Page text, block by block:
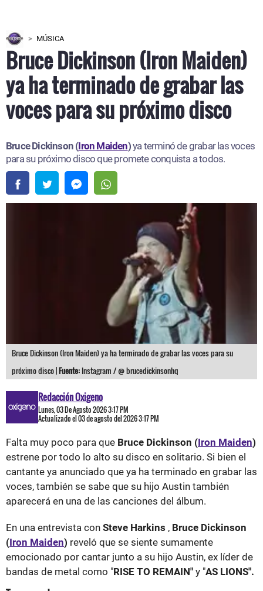
MÚSICA
Bruce Dickinson (Iron Maiden)
ya ha terminado de grabar las
voces para su próximo disco
Bruce Dickinson (Iron Maiden)ya terminó de grabar las voces
para su próximo disco que promete conquista a todos.
Bruce Dickinson (Iron Maiden) ya ha terminado de grabar las voces para su
próximo disco |Fuente: Instagram / @ brucedickinsonhq
Redacción Oxigeno
Lunes, 03 De Agosto 2026 3:17 PM
Actualizado el 03 de agosto del 2026 3:17 PM
Falta muy poco para que Bruce Dickinson (Iron Maiden)
estrene por todo lo alto su disco en solitario. Si bien el
cantante ya anunciado que ya ha terminado en grabar las
voces, también se sabe que su hijo Austin también
aparecerá en una de las canciones del álbum.
En una entrevista con Steve Harkins , Bruce Dickinson
(Iron Maiden) reveló que se siente sumamente
emocionado por cantar junto a su hijo Austin, ex líder de
bandas de metal como "RISE TO REMAIN" y "AS LIONS".